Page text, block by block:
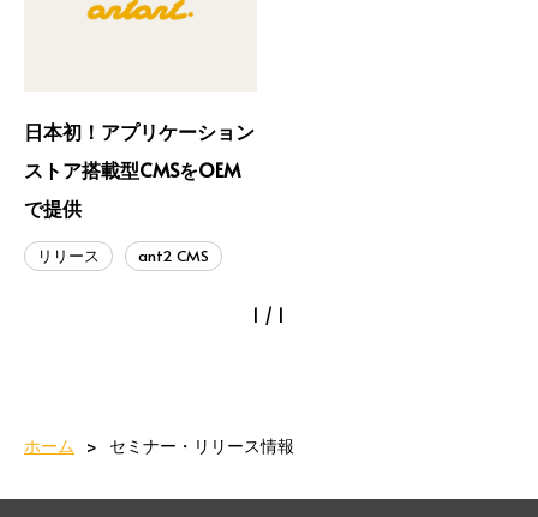
日本初！アプリケーション
ストア搭載型CMSをOEM
で提供
リリース ant2 CMS
1 / 1
ホーム セミナー・リリース情報